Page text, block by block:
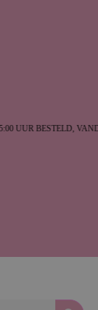
UUR BESTELD,